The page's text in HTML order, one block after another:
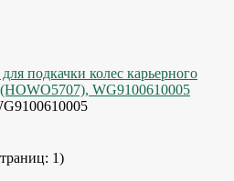
подкачки колес карьерного
WG9100610005
1)